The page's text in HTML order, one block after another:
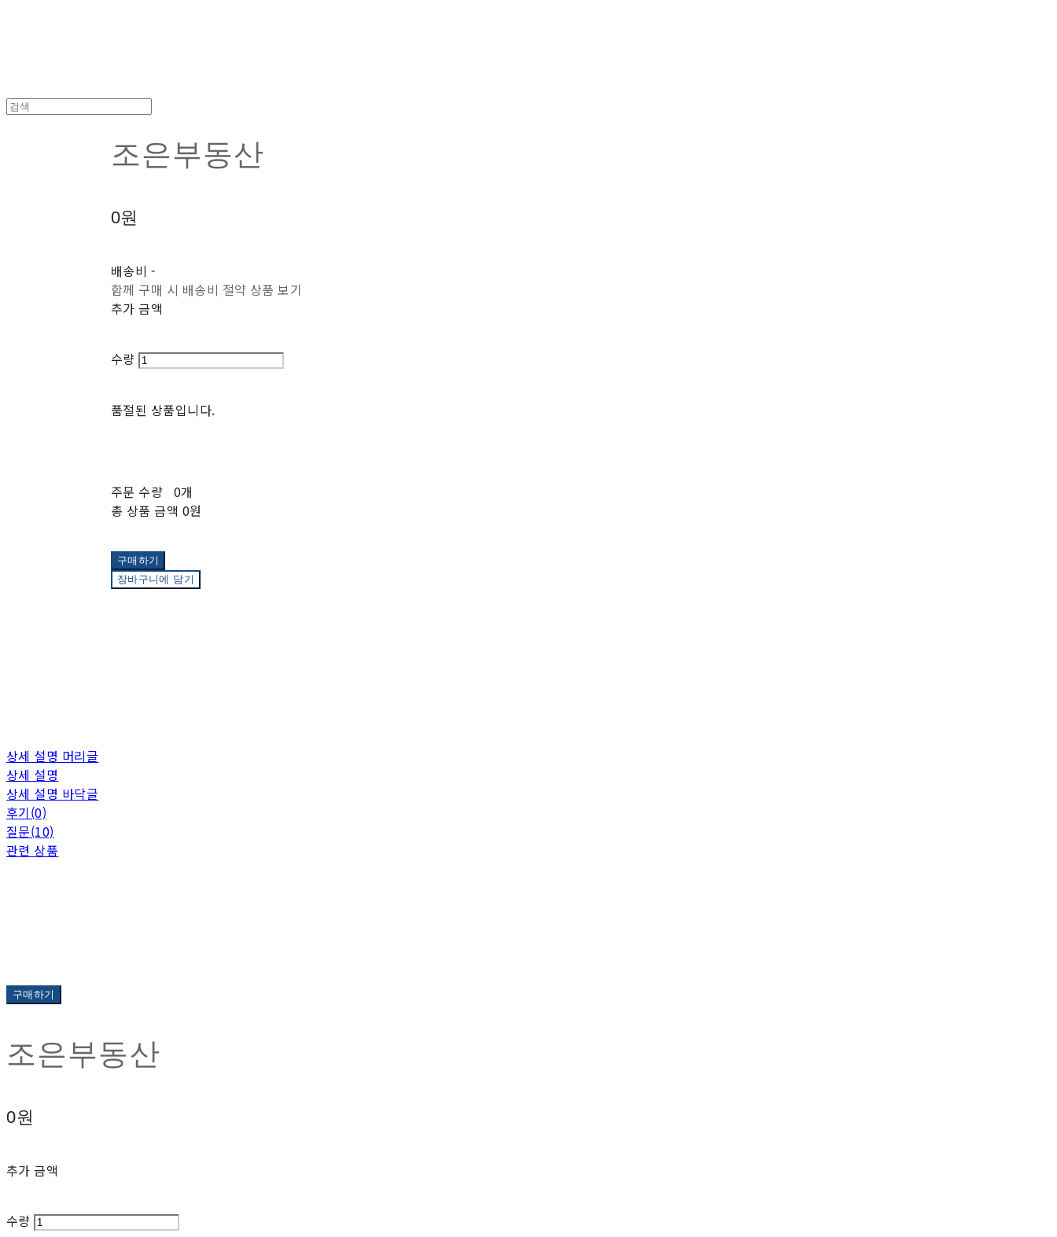
조은부동산
0원
배송비 -
함께 구매 시 배송비 절약 상품 보기
추가 금액
수량
품절된 상품입니다.
주문 수량 0개
총 상품 금액 0원
구매하기
장바구니에 담기
상세 설명 머리글
상세 설명
상세 설명 바닥글
후기(0)
질문(10)
관련 상품
구매하기
조은부동산
0원
추가 금액
수량